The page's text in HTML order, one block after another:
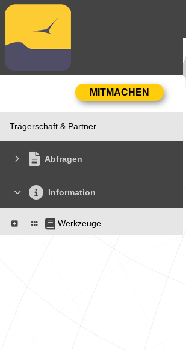
Trägerschaft & Partner
Abfragen
Information
Werkzeuge